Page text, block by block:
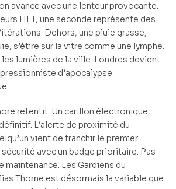
avance avec une lenteur provocante.
HFT, une seconde représente des
Dehors, une pluie grasse,
s’étire sur la vitre comme une lymphe.
lumières de la ville. Londres devient
d’apocalypse
retentit. Un carillon électronique,
L’alerte de proximité du
vient de franchir le premier
avec un badge prioritaire. Pas
maintenance. Les Gardiens du
Thorne est désormais la variable que